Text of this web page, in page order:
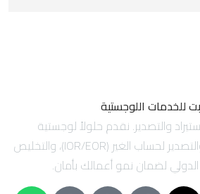
والتصدير. نقدم حلولاً لوجستية
متكاملة تشمل الاستيراد والتصدير لحساب الغير (IOR/EOR)، والتخليص
لضمان نمو أعمالك بأمان.